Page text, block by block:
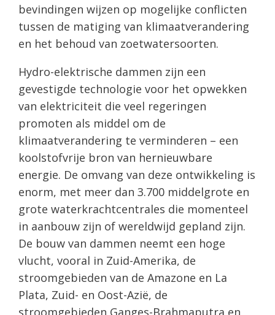
bevindingen wijzen op mogelijke conflicten
tussen de matiging van klimaatverandering
en het behoud van zoetwatersoorten.
Hydro-elektrische dammen zijn een
gevestigde technologie voor het opwekken
van elektriciteit die veel regeringen
promoten als middel om de
klimaatverandering te verminderen – een
koolstofvrije bron van hernieuwbare
energie. De omvang van deze ontwikkeling is
enorm, met meer dan 3.700 middelgrote en
grote waterkrachtcentrales die momenteel
in aanbouw zijn of wereldwijd gepland zijn.
De bouw van dammen neemt een hoge
vlucht, vooral in Zuid-Amerika, de
stroomgebieden van de Amazone en La
Plata, Zuid- en Oost-Azië, de
stroomgebieden Ganges-Brahmaputra en